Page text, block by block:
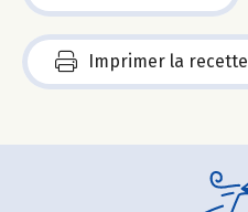
Imprimer la recette